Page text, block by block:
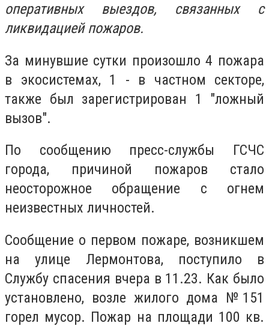
оперативных выездов, связанных с
ликвидацией пожаров.
За минувшие сутки произошло 4 пожара
в экосистемах, 1 - в частном секторе,
также был зарегистрирован 1 "ложный
вызов".
По сообщению пресс-службы ГСЧС
города, причиной пожаров стало
неосторожное обращение с огнем
неизвестных личностей.
Сообщение о первом пожаре, возникшем
на улице Лермонтова, поступило в
Службу спасения вчера в 11.23. Как было
установлено, возле жилого дома №151
горел мусор. Пожар на площади 100 кв.